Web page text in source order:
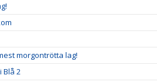
morgontrötta lag!
Blå 2